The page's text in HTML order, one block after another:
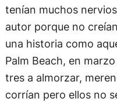
tenían muchos
autor porque no
una historia como
Palm Beach, en
tres a almorzar,
corrían pero ellos no